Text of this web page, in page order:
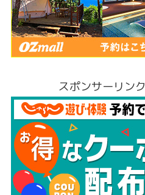
スポンサーリンク